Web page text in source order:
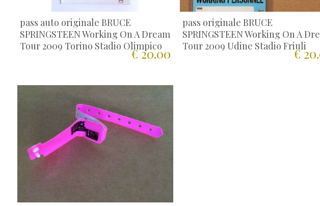
pass auto originale BRUCE
SPRINGSTEEN Working On A Dream
Tour 2009 Torino Stadio Olimpico
€ 20.00
pass originale BRUCE
SPRINGSTEEN Working On A
Tour 2009 Udine Stadio Friuli
€